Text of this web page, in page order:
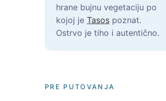
hrane bujnu vegetaciju po
kojoj je Tasos poznat.
Ostrvo je tiho i autentično.
PRE PUTOVANJA